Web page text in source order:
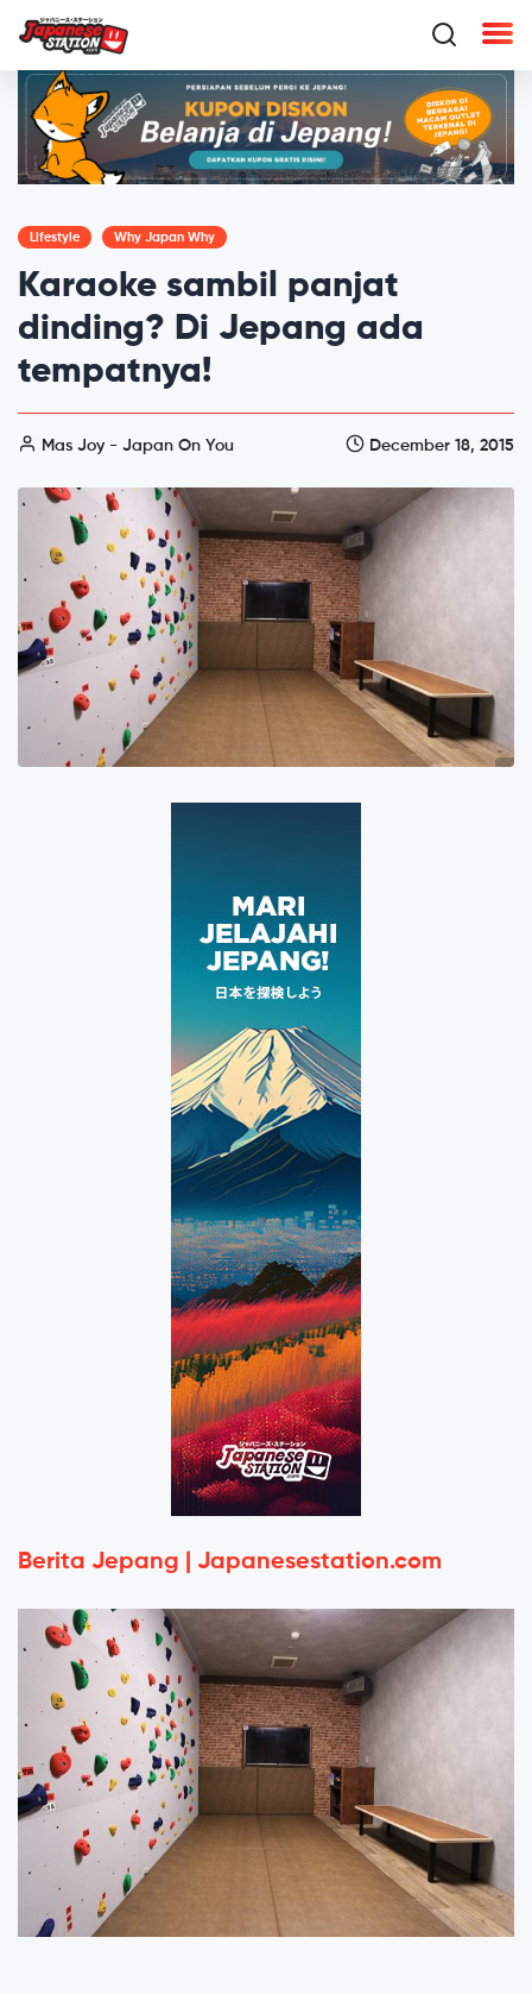
Lifestyle Why Japan Why
Karaoke sambil panjat
dinding? Di Jepang ada
tempatnya!
Mas Joy - Japan On You December 18, 2015
Berita Jepang | Japanesestation.com